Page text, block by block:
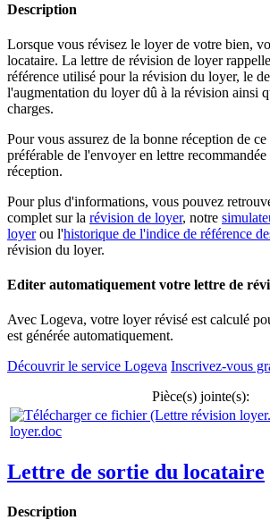
Description
Lorsque vous révisez le loyer de votre bien,
locataire. La lettre de révision de loyer
référence utilisé pour la révision du loyer, le
l'augmentation du loyer dû à la révision ainsi
charges.
Pour vous assurez de la bonne réception de
préférable de l'envoyer en lettre recommandée
réception.
Pour plus d'informations, vous pouvez
complet sur la révision de loyer, notre
loyerou l'historique de l'indice de référence
révision du loyer.
Editer automatiquement votre lettre de
Avec Logeva, votre loyer révisé est calculé
est générée automatiquement.
Découvrir le service Logeva Inscrivez-vous
Pièce(s) jointe(s):
loyer.doc
Lettre de sortie du locataire
Description